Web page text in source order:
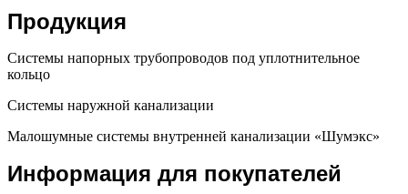
Продукция
Системы напорных трубопроводов под уплотнительное
кольцо
Системы наружной канализации
Малошумные системы внутренней канализации «Шумэкс»
Информация для покупателей